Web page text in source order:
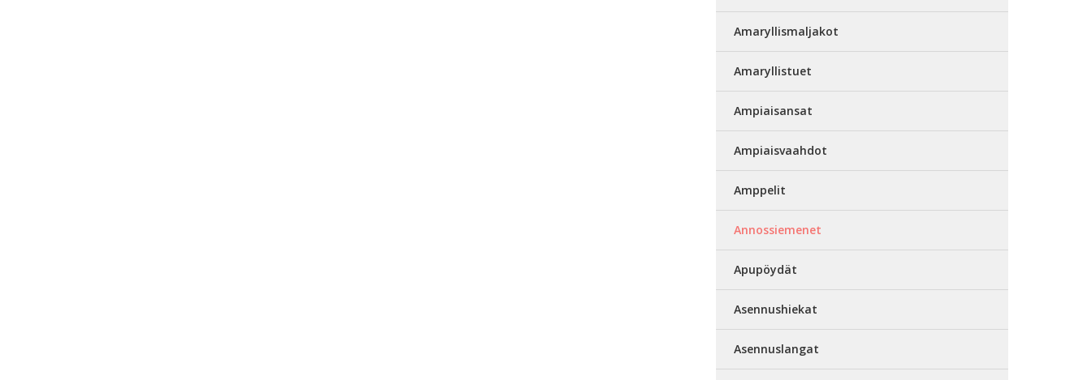
Amaryllismaljakot
Amaryllistuet
Ampiaisansat
Ampiaisvaahdot
Amppelit
Annossiemenet
Apupöydät
Asennushiekat
Asennuslangat